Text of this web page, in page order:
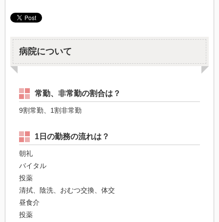
病院について
常勤、非常勤の割合は？
9割常勤、1割非常勤
1日の勤務の流れは？
朝礼
バイタル
投薬
清拭、陰洗、おむつ交換、体交
昼食介
投薬